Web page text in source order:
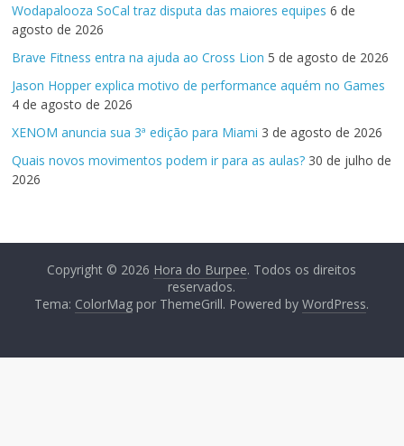
Wodapalooza SoCal traz disputa das maiores equipes 6 de
agosto de 2026
Brave Fitness entra na ajuda ao Cross Lion 5 de agosto de 2026
Jason Hopper explica motivo de performance aquém no Games
4 de agosto de 2026
XENOM anuncia sua 3ª edição para Miami 3 de agosto de 2026
Quais novos movimentos podem ir para as aulas? 30 de julho de
2026
Copyright © 2026 Hora do Burpee. Todos os direitos
reservados.
Tema: ColorMag por ThemeGrill. Powered byWordPress.